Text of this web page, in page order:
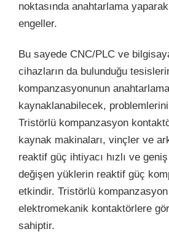
noktasında anahtarlama
engeller.
Bu sayede CNC/PLC ve
cihazların da bulunduğu
kompanzasyonunun
kaynaklanabilecek, problemlerini
Tristörlü kompanzasyon
kaynak makinaları, vinçler ve
reaktif güç ihtiyacı hızlı ve
değişen yüklerin reaktif güç
etkindir. Tristörlü
elektromekanik kontaktörlere
sahiptir.